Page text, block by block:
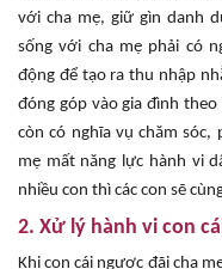
với cha mẹ, giữ gìn danh
sống với cha mẹ phải có
động để tạo ra thu nhập
đóng góp vào gia đình
còn có nghĩa vụ chăm sóc,
mẹ mất năng lực hành vi
nhiều con thì các con sẽ
2. Xử lý hành vi con
Khi con cái ngược đãi cha